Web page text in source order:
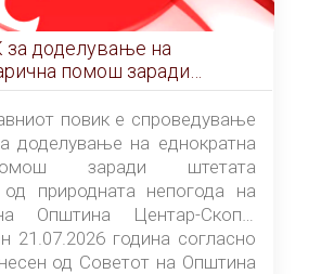
помош заради
на Општина
повик е спроведување
доделување на еднократна
заради штетата
од природната непогода на
Општина Центар-Скопје
21.07.2026 година согласно
од Советот на Општина